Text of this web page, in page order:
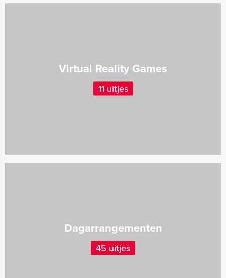
Virtual Reality Games
11 uitjes
Dagarrangementen
45 uitjes